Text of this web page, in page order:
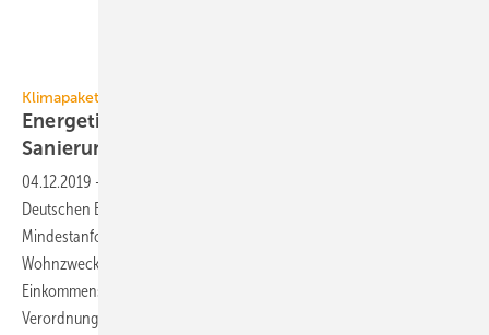
Klimapaket
Energetische
Sanierungsmaßnahmen-Verordnung
04.12.2019 -
Deutschen Bundestag die „Verordnung zur Bestimmung von
Mindestanforderungen für energetische Maßnahmen bei zu eigenen
Wohnzwecken genutzten Gebäuden nach § 35c des
Einkommensteuergesetzes (Energetische Sanierungsmaßnahmen-
Verordnung – ESanMV)“ zur Zustimmung